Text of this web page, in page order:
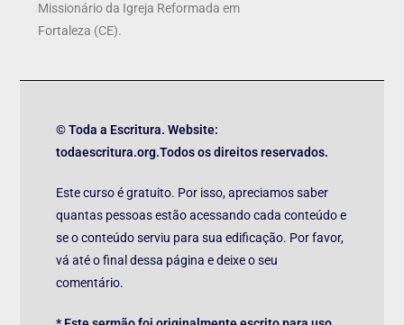
Missionário da Igreja Reformada em
Fortaleza (CE).
© Toda a Escritura. Website:
todaescritura.org.Todos os direitos reservados.
Este curso é gratuito. Por isso, apreciamos saber
quantas pessoas estão acessando cada conteúdo e
se o conteúdo serviu para sua edificação. Por favor,
vá até o final dessa página e deixe o seu
comentário.